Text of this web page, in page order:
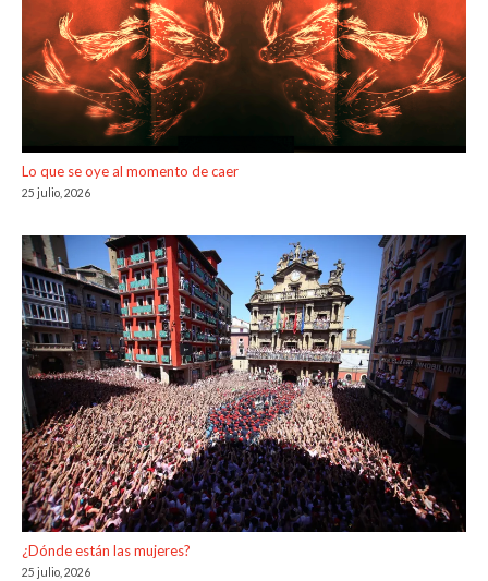
Lo que se oye al momento de caer
25 julio, 2026
¿Dónde están las mujeres?
25 julio, 2026